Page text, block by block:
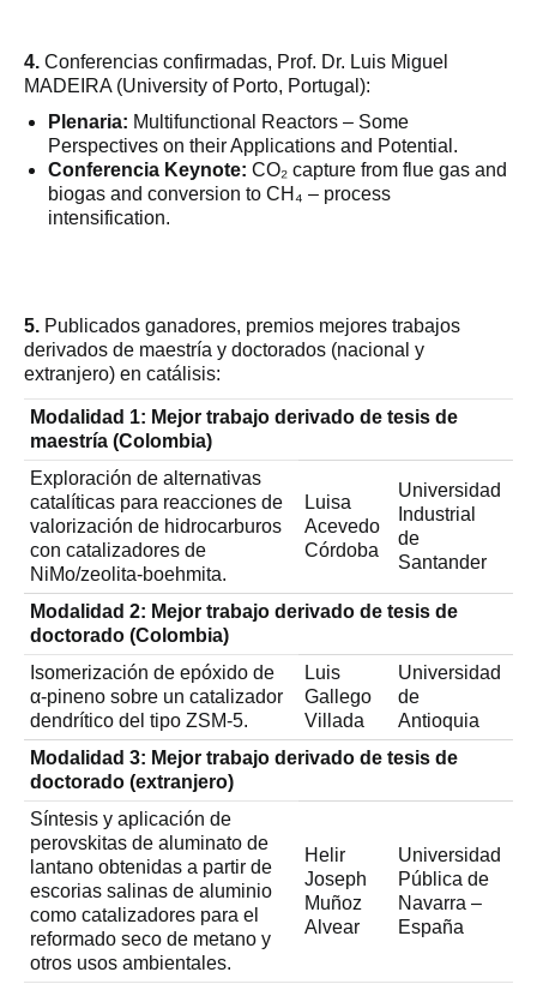
4. Conferencias confirmadas, Prof. Dr. Luis Miguel
MADEIRA (University of Porto, Portugal):
Plenaria: Multifunctional Reactors – Some
Perspectives on their Applications and Potential.
Conferencia Keynote: CO₂ capture from flue gas and
biogas and conversion to CH₄ – process
intensification.
5. Publicados ganadores, premios mejores trabajos
derivados de maestría y doctorados (nacional y
extranjero) en catálisis:
Modalidad 1: Mejor trabajo derivado de tesis de
maestría (Colombia)
Exploración de alternativas
catalíticas para reacciones de
valorización de hidrocarburos
con catalizadores de
NiMo/zeolita-boehmita.
Luisa
Acevedo
Córdoba
Universidad
Industrial
de
Santander
Modalidad 2: Mejor trabajo derivado de tesis de
doctorado (Colombia)
Isomerización de epóxido de
α-pineno sobre un catalizador
dendrítico del tipo ZSM-5.
Luis
Gallego
Villada
Universidad
de
Antioquia
Modalidad 3: Mejor trabajo derivado de tesis de
doctorado (extranjero)
Síntesis y aplicación de
perovskitas de aluminato de
lantano obtenidas a partir de
escorias salinas de aluminio
como catalizadores para el
reformado seco de metano y
otros usos ambientales.
Helir
Joseph
Muñoz
Alvear
Universidad
Pública de
Navarra –
España